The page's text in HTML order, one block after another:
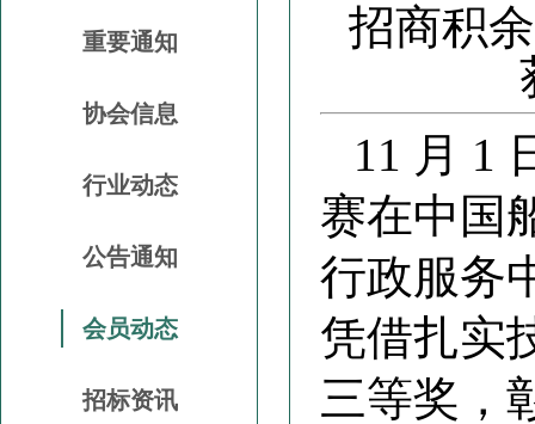
重要通知
协会信息
行业动态
公告通知
会员动态
招标资讯
招商积
11 月 1
赛在中国
行政服务
凭借扎实
三等奖，